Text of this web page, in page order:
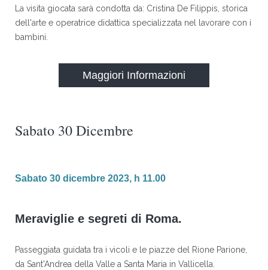
La visita giocata sarà condotta da: Cristina De Filippis, storica
dell'arte e operatrice didattica specializzata nel lavorare con i
bambini.
Maggiori Informazioni
Sabato 30 Dicembre
Sabato 30 dicembre 2023, h 11.00
Meraviglie e segreti di Roma.
Passeggiata guidata tra i vicoli e le piazze del Rione Parione,
da Sant'Andrea della Valle a Santa Maria in Vallicella.